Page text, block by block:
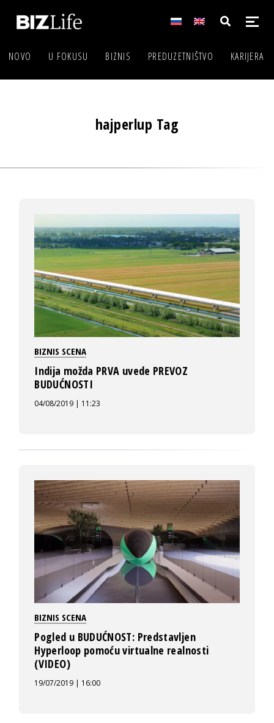
NOVO U FOKUSU BIZNIS PREDUZETNIŠTVO KARIJERA
hajperlup Tag
BIZNIS SCENA
Indija možda PRVA uvede PREVOZ
BUDUĆNOSTI
04/08/2019 | 11:23
BIZNIS SCENA
Pogled u BUDUĆNOST: Predstavljen
Hyperloop pomoću virtualne realnosti
(VIDEO)
19/07/2019 | 16:00